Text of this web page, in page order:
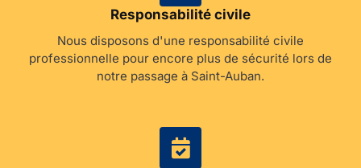
Responsabilité civile
Nous disposons d'une responsabilité civile
professionnelle pour encore plus de sécurité lors de
notre passage à Saint-Auban.